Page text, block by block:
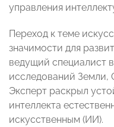
управления
Переход к теме
значимости для
ведущий специалист
исследований Земли,
Эксперт раскрыл
интеллекта
искусственным (ИИ).